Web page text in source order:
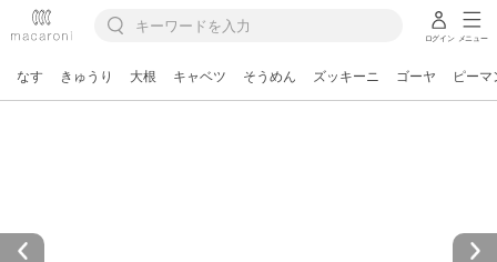
ログイン メニュー
なす きゅうり 大根 キャベツ そうめん ズッキーニ ゴーヤ ピーマ